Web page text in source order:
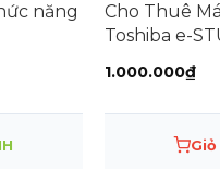
năng
Cho Thuê
Toshiba e-
1.000.000₫